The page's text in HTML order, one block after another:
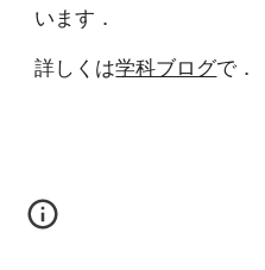
います．
詳しくは学科ブログで．